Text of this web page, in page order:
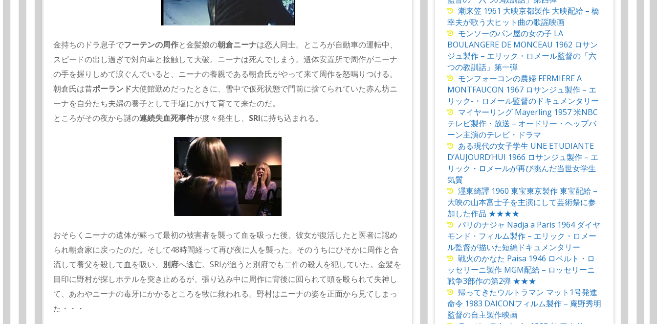
金持ちのドラ息子でフーテンの周作と金髪娘の朝倉ニーナは恋人同士。ところが自動車の運転中、
スピードの出し過ぎで対向車と接触して大破。 ニーナは死んでしまう。 遺体安置所で周作がニーナ
の手を握りしめて涙ぐんでいると、 ニーナの養親である朝倉氏がやって来て周作を怒鳴りつける。
朝倉氏は昔ポーランド大使館勤めだったときに、 雪中で仮死状態で門前に捨てられていた赤ん坊ニ
ーナを自分たち夫婦の養子と して手塩にかけて育てて来たのだ。
ところがその夜から謎の連続失血死事件が度々発生し、 SRIに持ち込まれる。
おそらくニーナの遺体が蘇って最初の被害者を襲って血を吸った後、 彼女が復活したと医者に認め
られ朝倉家に戻ったのだ。 そして48時間経って再び夜に人を襲った。 そのうちにひそかに周作と合
流して養父を殺して血を吸い、 別府へ逃亡。SRIが追うと別府でも二件の殺人を犯していた。 金髪を
目印に野村が探しホテルを突き止めるが、 張り込み中に周作に背後に回られて頭を殴られて失神し
て、 あわやニーナの毒牙にかかるところを牧に救われる。 野村はニーナの姿を正面から見てしまっ
た・・・
潮来笠 1961 大映京都製作 大映配給 – 橋
幸夫が歌う大ヒット曲の歌謡映画
モンソーのパン屋の女の子 LA
BOULANGERE DE MONCEAU 1962 ロサン
ジュ製作 – エリック・ロメール監督の「六
つの教訓話」第一弾
モンフォーコンの農婦 FERMIERE A
MONTFAUCON 1967 ロサンジュ製作 – エ
リック-・ロメール監督のドキュメンタリー
マイヤーリング Mayerling 1957 米NBC
テレビ製作・放送 – オードリー・ヘップバ
ーン主演のテレビ・ドラマ
ある現代の女子学生 UNE ETUDIANTE
D’AUJOURD’HUI 1966 ロサンジュ製作 – エ
リック・ロメールが再び挑んだ当世女学生
気質
濹東綺譚 1960 東宝東京製作 東宝配給 –
大映の山本富士子を主演にして芸術祭に参
加した作品 ★★★★
パリのナジャ Nadja a Paris 1964 ダイヤ
モンド・フィルム製作 – エリック・ロメー
ル監督が描いた短編ドキュメンタリー
戦火のかなた Paisa 1946 ロベルト・ロ
ッセリーニ製作 MGM配給 – ロッセリーニ
戦争3部作の第2弾 ★★★
帰ってきたウルトラマン マット1号発進
命令 1983 DAICONフィルム製作 – 庵野秀明
監督の自主製作映画